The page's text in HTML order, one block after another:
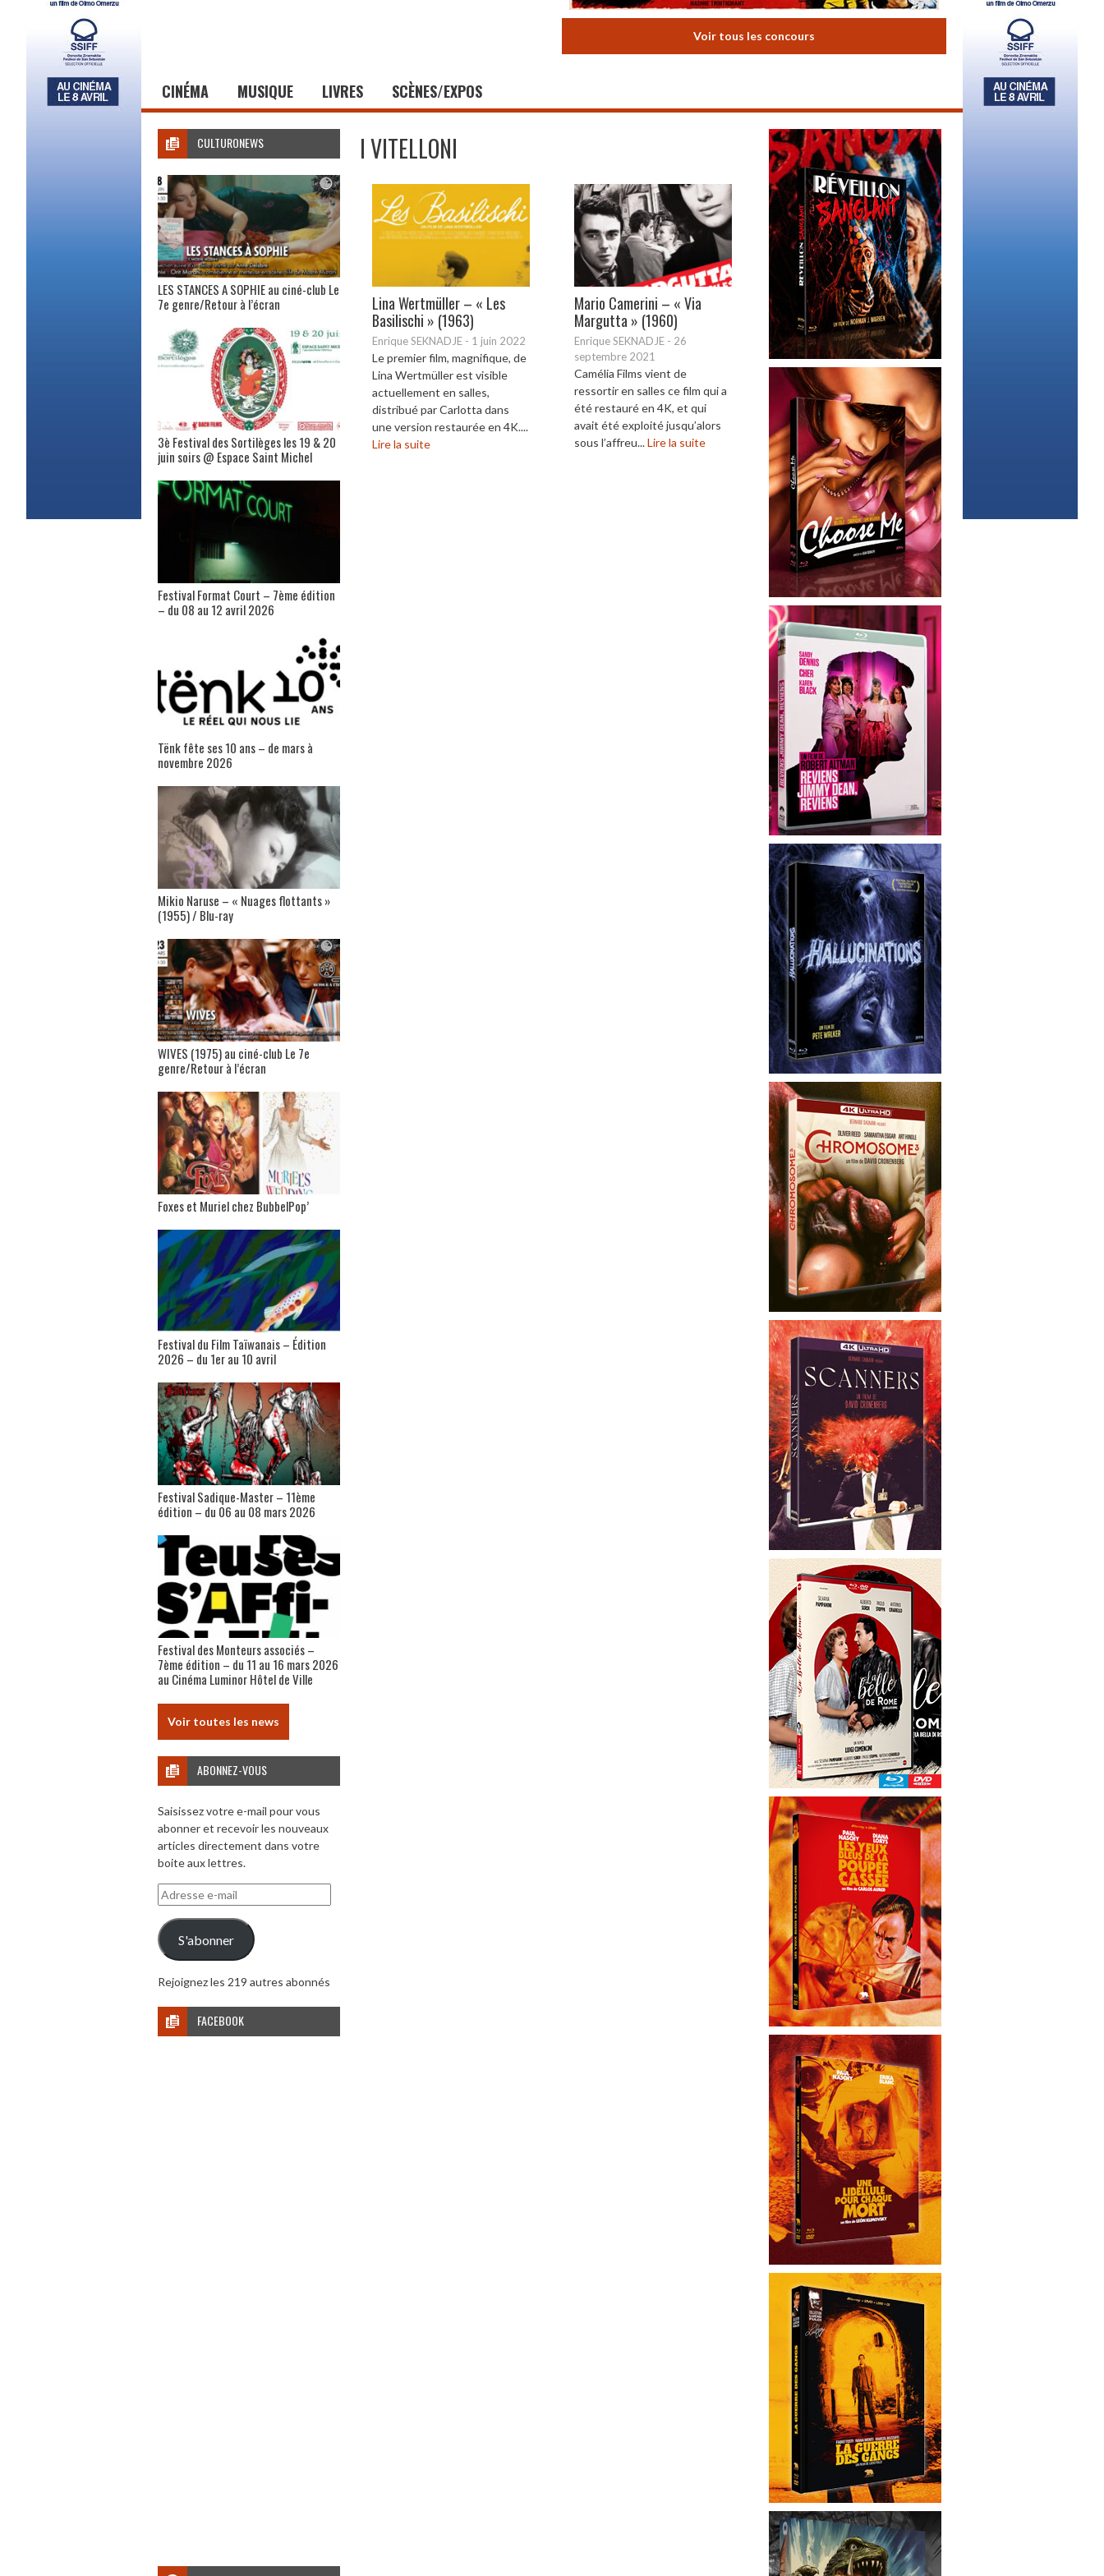
Voir tous les concours
CINÉMA MUSIQUE LIVRES SCÈNES/EXPOS
I VITELLONI
Lina Wertmüller – « Les
Basilischi » (1963)
Enrique SEKNADJE - 1 juin 2022
Le premier film, magnifique, de
Lina Wertmüller est visible
actuellement en salles,
distribué par Carlotta dans
une version restaurée en 4K....
Lire la suite
Mario Camerini – « Via
Margutta » (1960)
Enrique SEKNADJE - 26
septembre 2021
Camélia Films vient de
ressortir en salles ce film qui a
été restauré en 4K, et qui
avait été exploité jusqu’alors
sous l’affreu...Lire la suite
CULTURONEWS
LES STANCES A SOPHIE au ciné-club Le
7e genre/Retour à l’écran
3è Festival des Sortilèges les 19 & 20
juin soirs @ Espace Saint Michel
Festival Format Court – 7ème édition
– du 08 au 12 avril 2026
Tënk fête ses 10 ans – de mars à
novembre 2026
Mikio Naruse – « Nuages flottants »
(1955) / Blu-ray
WIVES (1975) au ciné-club Le 7e
genre/Retour à l’écran
Foxes et Muriel chez BubbelPop’
Festival du Film Taïwanais – Édition
2026 – du 1er au 10 avril
Festival Sadique-Master – 11ème
édition – du 06 au 08 mars 2026
Festival des Monteurs associés –
7ème édition – du 11 au 16 mars 2026
au Cinéma Luminor Hôtel de Ville
Voir toutes les news
ABONNEZ-VOUS
Saisissez votre e-mail pour vous
abonner et recevoir les nouveaux
articles directement dans votre
boite aux lettres.
Adresse
e-
mail
S'abonner
Rejoignez les 219 autres abonnés
FACEBOOK